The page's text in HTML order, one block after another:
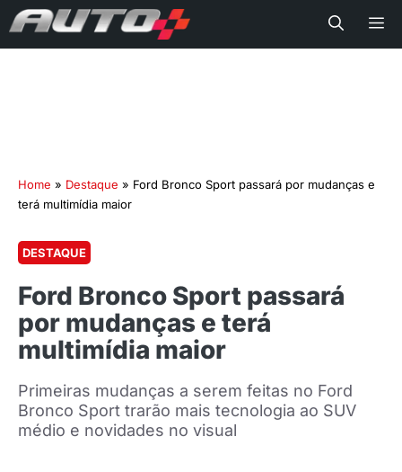
Home » Destaque » Ford Bronco Sport passará por mudanças e
terá multimídia maior
DESTAQUE
Ford Bronco Sport passará
por mudanças e terá
multimídia maior
Primeiras mudanças a serem feitas no Ford
Bronco Sport trarão mais tecnologia ao SUV
médio e novidades no visual